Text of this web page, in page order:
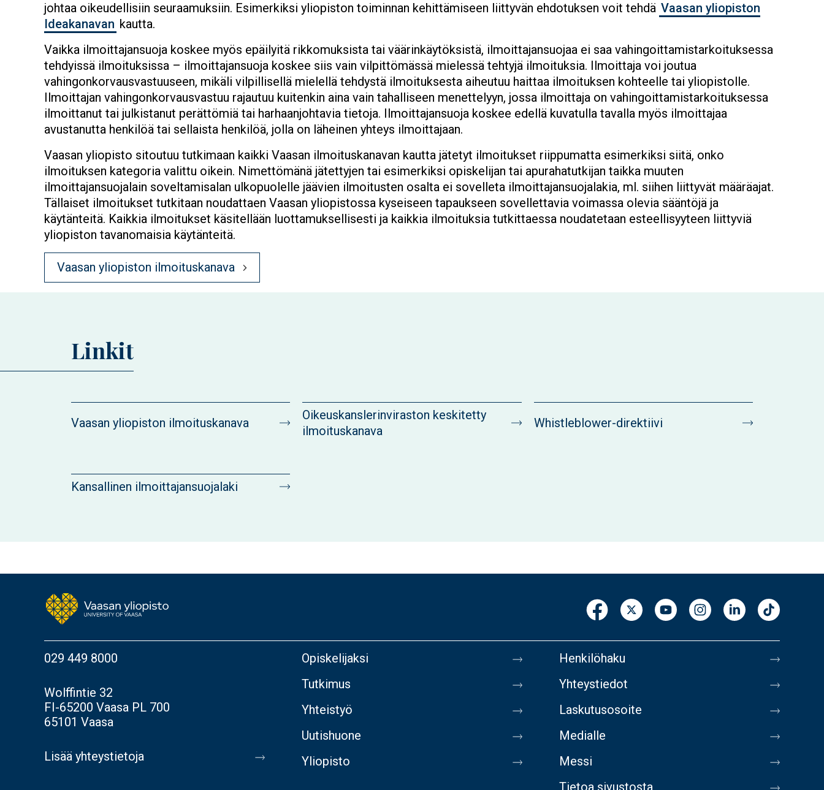
johtaa oikeudellisiin seuraamuksiin. Esimerkiksi yliopiston toiminnan kehittämiseen liittyvän ehdotuksen voit tehdä Vaasan yliopiston
Ideakanavan kautta.
Vaikka ilmoittajansuoja koskee myös epäilyitä rikkomuksista tai väärinkäytöksistä, ilmoittajansuojaa ei saa vahingoittamistarkoituksessa
tehdyissä ilmoituksissa – ilmoittajansuoja koskee siis vain vilpittömässä mielessä tehtyjä ilmoituksia. Ilmoittaja voi joutua
vahingonkorvausvastuuseen, mikäli vilpillisellä mielellä tehdystä ilmoituksesta aiheutuu haittaa ilmoituksen kohteelle tai yliopistolle.
Ilmoittajan vahingonkorvausvastuu rajautuu kuitenkin aina vain tahalliseen menettelyyn, jossa ilmoittaja on vahingoittamistarkoituksessa
ilmoittanut tai julkistanut perättömiä tai harhaanjohtavia tietoja. Ilmoittajansuoja koskee edellä kuvatulla tavalla myös ilmoittajaa
avustanutta henkilöä tai sellaista henkilöä, jolla on läheinen yhteys ilmoittajaan.
Vaasan yliopisto sitoutuu tutkimaan kaikki Vaasan ilmoituskanavan kautta jätetyt ilmoitukset riippumatta esimerkiksi siitä, onko
ilmoituksen kategoria valittu oikein. Nimettömänä jätettyjen tai esimerkiksi opiskelijan tai apurahatutkijan taikka muuten
ilmoittajansuojalain soveltamisalan ulkopuolelle jäävien ilmoitusten osalta ei sovelleta ilmoittajansuojalakia, ml. siihen liittyvät määräajat.
Tällaiset ilmoitukset tutkitaan noudattaen Vaasan yliopistossa kyseiseen tapaukseen sovellettavia voimassa olevia sääntöjä ja
käytänteitä. Kaikkia ilmoitukset käsitellään luottamuksellisesti ja kaikkia ilmoituksia tutkittaessa noudatetaan esteellisyyteen liittyviä
yliopiston tavanomaisia käytänteitä.
Vaasan yliopiston ilmoituskanava
Linkit
Vaasan yliopiston ilmoituskanava
Oikeuskanslerinviraston keskitetty
ilmoituskanava
Whistleblower-direktiivi
Kansallinen ilmoittajansuojalaki
029 449 8000
Wolffintie 32
FI-65200 Vaasa PL 700
65101 Vaasa
Lisää yhteystietoja
Opiskelijaksi
Tutkimus
Yhteistyö
Uutishuone
Yliopisto
Henkilöhaku
Yhteystiedot
Laskutusosoite
Medialle
Messi
Tietoa sivustosta